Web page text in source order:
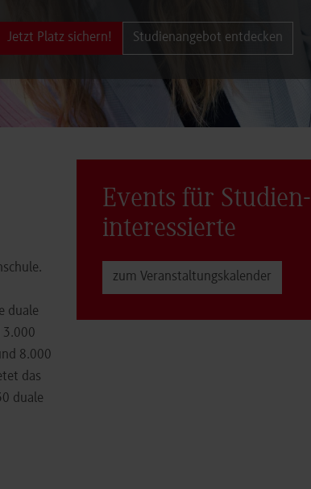
Jetzt Platz sichern! Studienangebot entdecken
duale
3.000
8.000
das
duale
Events für Studien­
interessierte
zum Veranstaltungs­kalender